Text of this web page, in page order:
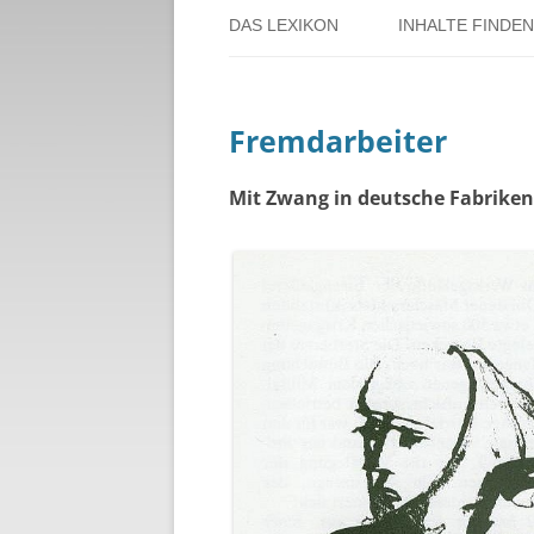
DAS LEXIKON
ÜBER DAS PROJEKT
INHALTE FINDEN
RUND UM DIE
Fremdarbeiter
Mit Zwang in deutsche